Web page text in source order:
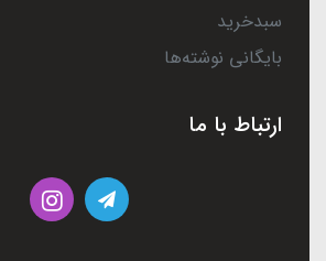
سبدخرید
بایگانی نوشته‌ها
ارتباط با ما